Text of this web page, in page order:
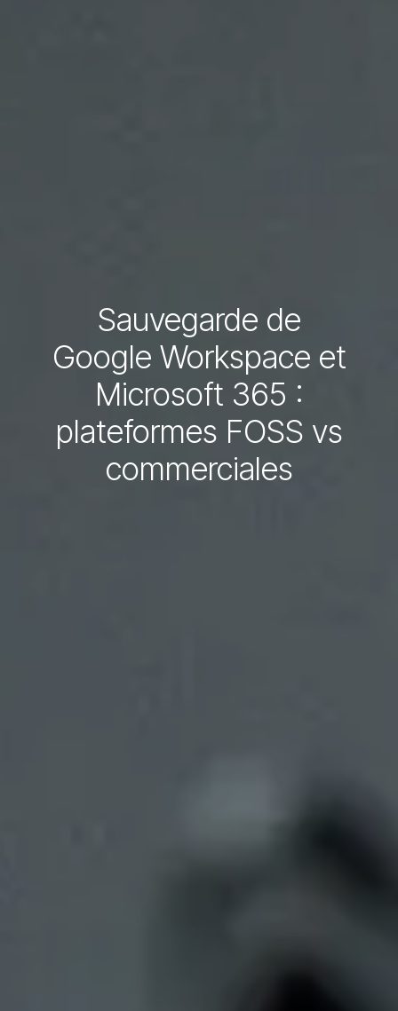
Sauvegarde de
Google Workspace et
Microsoft 365 :
plateformes FOSS vs
commerciales